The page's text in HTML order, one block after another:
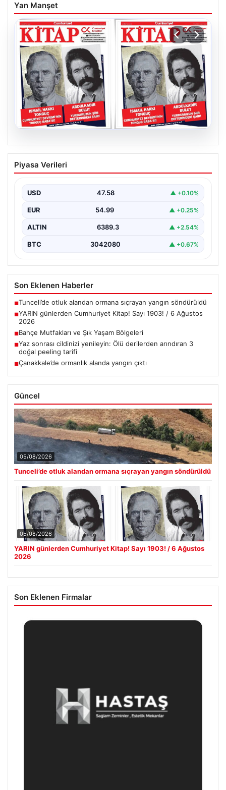
Yan Manşet
05.08.2026
YARIN günlerden Cumhuriyet Kitap!
Sayı 1903! / 6 Ağustos 2026
Piyasa Verileri
USD 47.58 ▲ +0.10%
EUR 54.99 ▲ +0.25%
ALTIN 6389.3 ▲ +2.54%
BTC 3042080 ▲ +0.67%
Son Eklenen Haberler
■Tunceli’de otluk alandan ormana sıçrayan yangın söndürüldü
■YARIN günlerden Cumhuriyet Kitap! Sayı 1903! / 6 Ağustos
2026
■Bahçe Mutfakları ve Şık Yaşam Bölgeleri
■Yaz sonrası cildinizi yenileyin: Ölü derilerden arındıran 3
doğal peeling tarifi
■Çanakkale’de ormanlık alanda yangın çıktı
Güncel
05/08/2026
Tunceli’de otluk alandan ormana sıçrayan yangın söndürüldü
05/08/2026
YARIN günlerden Cumhuriyet Kitap! Sayı 1903! / 6 Ağustos
2026
Son Eklenen Firmalar